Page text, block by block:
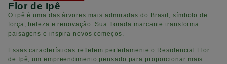
Flor de Ipê
O ipê é uma das árvores mais admiradas do Brasil, símbolo de
força, beleza e renovação. Sua florada marcante transforma
paisagens e inspira novos começos.
Essas características refletem perfeitamente o Residencial Flor
de Ipê, um empreendimento pensado para proporcionar mais